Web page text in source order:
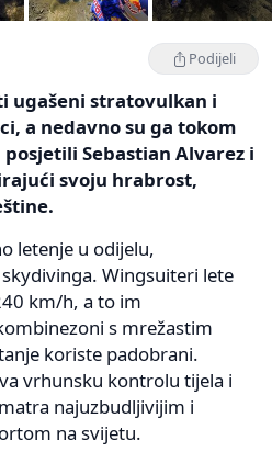
Podijeli
ugašeni stratovulkan i
a nedavno su ga tokom
Sebastian Alvarez i
svoju hrabrost,
letenje u odijelu,
Wingsuiteri lete
km/h, a to im
s mrežastim
koriste padobrani.
vrhunsku kontrolu tijela i
najuzbudljivijim i
na svijetu.